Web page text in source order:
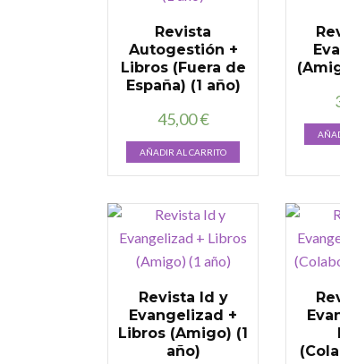
Revista
Autogestión +
Libros (Fuera de
España) (1 año)
45,00€
AÑADIR AL CARRITO
Revista Id y
Evangelizad +
Libros (Amigo) (1
año)